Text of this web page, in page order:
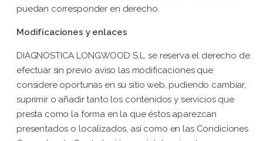
puedan corresponder en derecho.
Modificaciones y enlaces
DIAGNOSTICA LONGWOOD S.L. se reserva el derecho de
efectuar sin previo aviso las modificaciones que
considere oportunas en su sitio web, pudiendo cambiar,
suprimir o añadir tanto los contenidos y servicios que
presta como la forma en la que éstos aparezcan
presentados o localizados, así como en las Condiciones